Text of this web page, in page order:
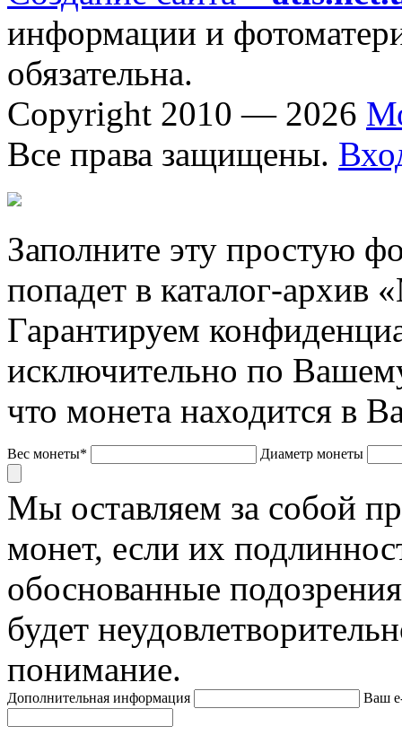
информации и
обязательна.
Copyright 2010 — 2026
Все права защищены.
Заполните эту простую
попадет в каталог-архив
Гарантируем
исключительно по
что монета находится в
Вес монеты* Диаметр монеты
Мы оставляем за собой
монет, если их
обоснованные
будет
понимание.
Дополнительная информация Ваш